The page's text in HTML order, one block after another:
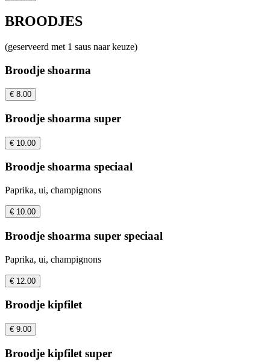
BROODJES
(geserveerd met 1 saus naar keuze)
Broodje shoarma
€ 8.00
Broodje shoarma super
€ 10.00
Broodje shoarma speciaal
Paprika, ui, champignons
€ 10.00
Broodje shoarma super speciaal
Paprika, ui, champignons
€ 12.00
Broodje kipfilet
€ 9.00
Broodje kipfilet super